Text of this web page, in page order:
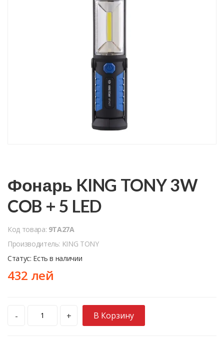
Фонарь KING TONY 3W
COB + 5 LED
Код товара: 9TA27A
Производитель: KING TONY
Статус: Есть в наличии
432 лей
- + В Корзину